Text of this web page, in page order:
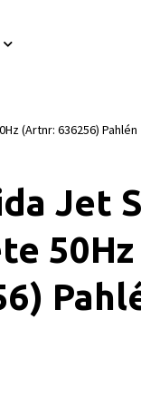
(Artnr: 636256) Pahlén
Jet